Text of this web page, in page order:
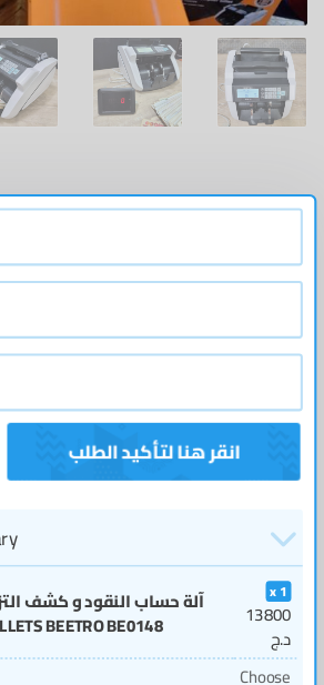
آلة حساب النقود و كشف
BEETRO BE0148
1
13800
د.ج
Choose